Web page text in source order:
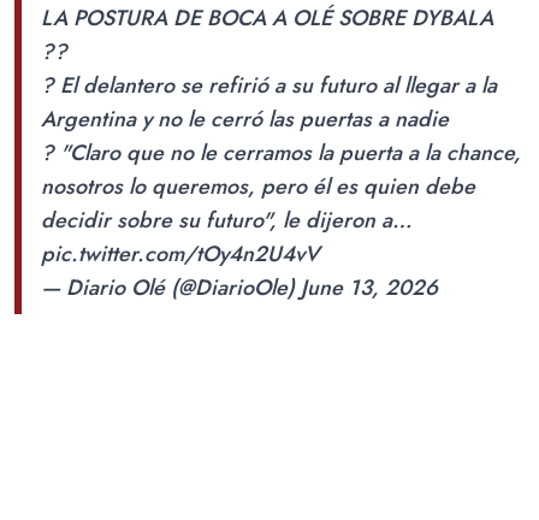
LA POSTURA DE BOCA A OLÉ SOBRE DYBALA
??
? El delantero se refirió a su futuro al llegar a la
Argentina y no le cerró las puertas a nadie
?️ "Claro que no le cerramos la puerta a la chance,
nosotros lo queremos, pero él es quien debe
decidir sobre su futuro", le dijeron a…
pic.twitter.com/tOy4n2U4vV
— Diario Olé (@DiarioOle)June 13, 2026